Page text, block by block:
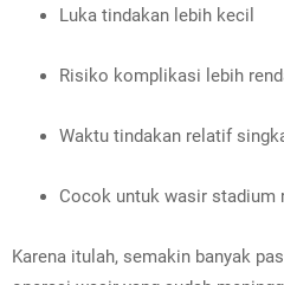
Luka tindakan lebih kecil
Risiko komplikasi lebih
Waktu tindakan relatif
Cocok untuk wasir stadium
Karena itulah, semakin banyak